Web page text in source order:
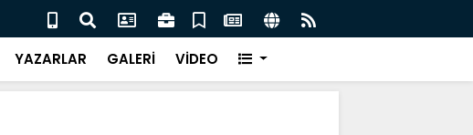
Şahinbey Belediyesi’nden halk sağlığı için sıkı denetim
YAZARLAR GALERİ VİDEO